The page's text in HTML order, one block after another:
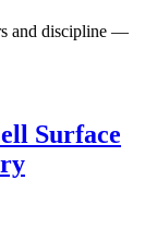
and discipline —
Surface